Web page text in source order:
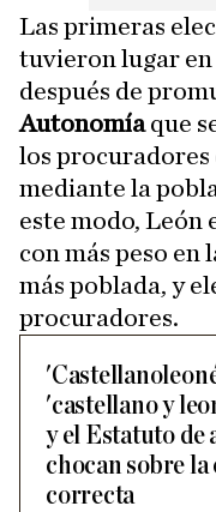
Las primeras
tuvieron lugar en
después de
Autonomíaque
los procuradores
mediante la
este modo, León
con más peso en
más poblada, y
procuradores.
'castellano y
y el Estatuto de
chocan sobre
correcta